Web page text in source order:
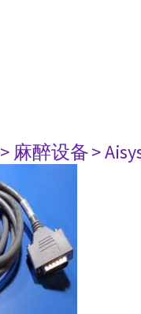
> 麻醉设备>